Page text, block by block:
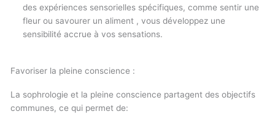
des expériences sensorielles spécifiques, comme sentir une
fleur ou savourer un aliment , vous développez une
sensibilité accrue à vos sensations.
Favoriser la pleine conscience :
La sophrologie et la pleine conscience partagent des objectifs
communes, ce qui permet de: